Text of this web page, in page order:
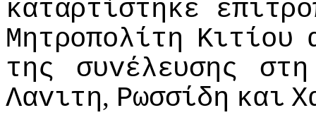
καταρτίστηκε
Μητρoπoλίτη Κιτίoυ
της
συvέλευσης
στη
Λαvιτη, Ρωσσίδη και